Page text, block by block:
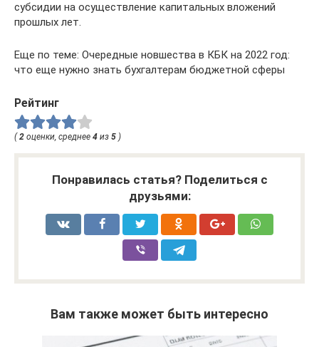
субсидии на осуществление капитальных вложений
прошлых лет.
Еще по теме: Очередные новшества в КБК на 2022 год:
что еще нужно знать бухгалтерам бюджетной сферы
Рейтинг
( 2 оценки, среднее 4 из 5 )
Понравилась статья? Поделиться с
друзьями:
Вам также может быть интересно